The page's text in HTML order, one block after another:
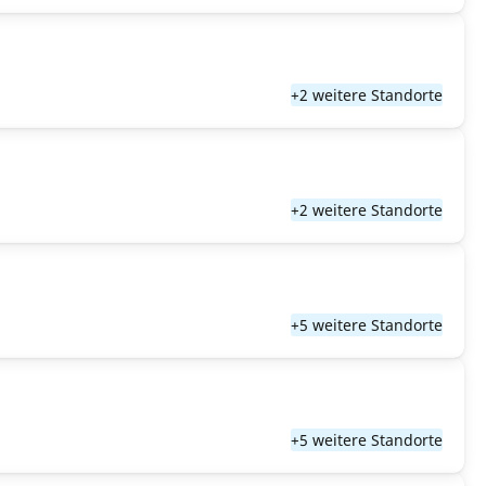
+2 weitere Standorte
+2 weitere Standorte
+5 weitere Standorte
+5 weitere Standorte